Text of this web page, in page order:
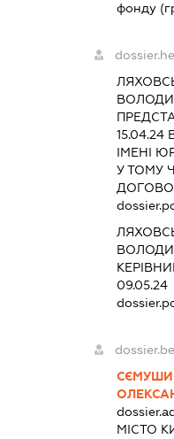
фонду
15.04.24
ІМЕНІ
У ТОМУ
09.05.24
МІСТО